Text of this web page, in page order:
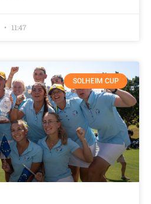
11:47
SOLHEIM CUP